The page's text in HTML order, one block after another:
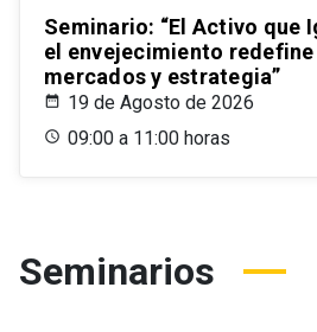
Seminario: “El Activo que
el envejecimiento
mercados y estrategia”
19 de Agosto de 2026
09:00 a 11:00 horas
Seminarios